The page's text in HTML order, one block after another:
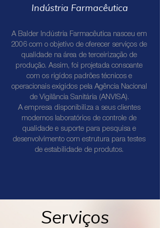
Serviços
Indústria Farmacêutica
A Balder Indústria Farmacêutica nasceu em
2006 com o objetivo de oferecer serviços de
qualidade na área de terceirização de
produção. Assim, foi projetada consoante
com os rigídos padrões técnicos e
operacionais exigidos pela Agência Nacional
de Vigilância Sanitária (ANVISA).
A empresa disponibiliza a seus clientes
modernos laboratórios de controle de
qualidade e suporte para pesquisa e
desenvolvimento com estrutura para testes
de estabilidade de produtos.